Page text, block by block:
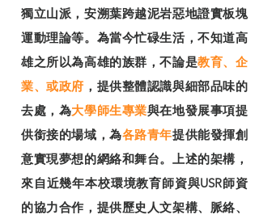
獨立山派，安溯葉跨越泥岩惡地證實板塊
運動理論等。為當今忙碌生活，不知道高
雄之所以為高雄的族群，不論是教育、企
業、或政府 ，提供整體認識與細部品味的
去處，為大學師生專業與在地發展事項提
供銜接的場域，為各路青年提供能發揮創
意實現夢想的網絡和舞台。上述的架構，
來自近幾年本校環境教育師資與USR師資
的協力合作，提供歷史人文架構、脈絡、